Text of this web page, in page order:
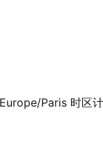
Paris 时区